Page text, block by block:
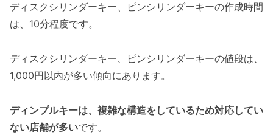
ディスクシリンダーキー、ピンシリンダーキーの作成時間
は、10分程度です。
ディスクシリンダーキー、ピンシリンダーキーの値段は、
1,000円以内が多い傾向にあります。
ディンプルキーは、複雑な構造をしているため対応してい
ない店舗が多いです。